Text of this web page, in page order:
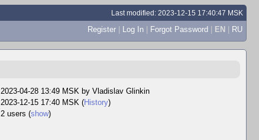
Last modified: 2023-12-15 17:40:47 MSK
Register | Log In | Forgot Password | EN | RU
2023-04-28 13:49 MSK by Vladislav Glinkin
2023-12-15 17:40 MSK (History)
2 users (show)